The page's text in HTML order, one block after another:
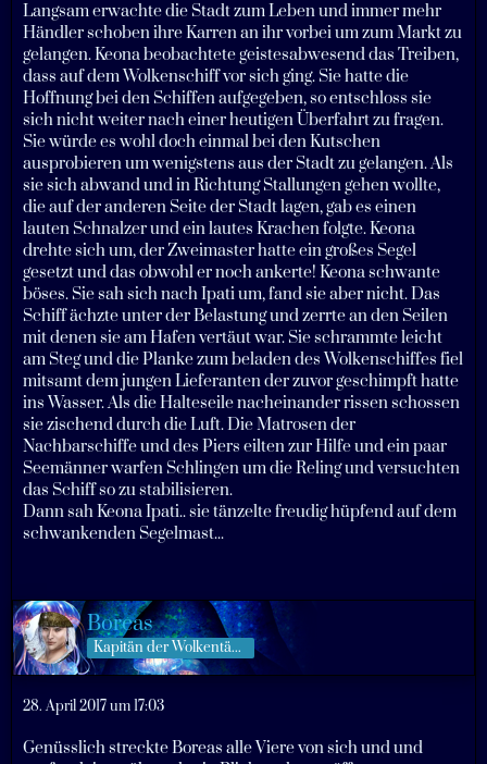
Langsam erwachte die Stadt zum Leben und immer mehr
Händler schoben ihre Karren an ihr vorbei um zum Markt zu
gelangen. Keona beobachtete geistesabwesend das Treiben,
dass auf dem Wolkenschiff vor sich ging. Sie hatte die
Hoffnung bei den Schiffen aufgegeben, so entschloss sie
sich nicht weiter nach einer heutigen Überfahrt zu fragen.
Sie würde es wohl doch einmal bei den Kutschen
ausprobieren um wenigstens aus der Stadt zu gelangen. Als
sie sich abwand und in Richtung Stallungen gehen wollte,
die auf der anderen Seite der Stadt lagen, gab es einen
lauten Schnalzer und ein lautes Krachen folgte. Keona
drehte sich um, der Zweimaster hatte ein großes Segel
gesetzt und das obwohl er noch ankerte! Keona schwante
böses. Sie sah sich nach Ipati um, fand sie aber nicht. Das
Schiff ächzte unter der Belastung und zerrte an den Seilen
mit denen sie am Hafen vertäut war. Sie schrammte leicht
am Steg und die Planke zum beladen des Wolkenschiffes fiel
mitsamt dem jungen Lieferanten der zuvor geschimpft hatte
ins Wasser. Als die Halteseile nacheinander rissen schossen
sie zischend durch die Luft. Die Matrosen der
Nachbarschiffe und des Piers eilten zur Hilfe und ein paar
Seemänner warfen Schlingen um die Reling und versuchten
das Schiff so zu stabilisieren.
Dann sah Keona Ipati.. sie tänzelte freudig hüpfend auf dem
schwankenden Segelmast...
Boreas
Kapitän der Wolkentänzer
28. April 2017 um 17:03
Genüsslich streckte Boreas alle Viere von sich und und